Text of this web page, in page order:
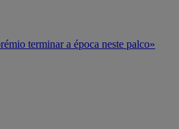
terminar a época neste palco»